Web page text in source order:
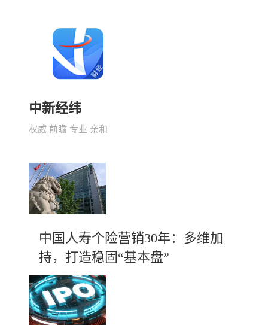
中新经纬
权威 前瞻 专业 亲和
中国人寿个险营销30年：多维加
持，打造稳固“基本盘”